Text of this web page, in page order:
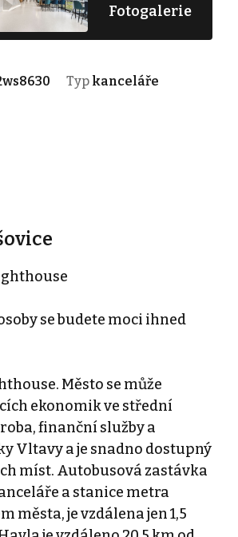
Fotogalerie
Typ kanceláře
se budete moci ihned
Město se může
ekonomik ve střední
finanční služby a
Vltavy a je snadno dostupný
míst. Autobusová zastávka
a stanice metra
města, je vzdálena jen 1,5